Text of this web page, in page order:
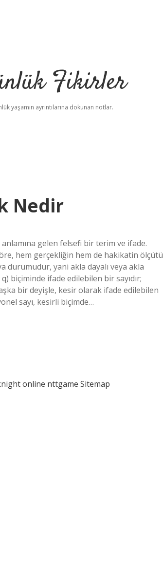
Fikirler
yaşamın ayrıntılarına dokunan notlar.
Nedir
gelen felsefi bir terim ve ifade.
hem gerçekliğin hem de hakikatin ölçütü
durumudur, yani akla dayalı veya akla
biçiminde ifade edilebilen bir sayıdır;
bir deyişle, kesir olarak ifade edilebilen
sayı, kesirli biçimde…
online nttgame Sitemap